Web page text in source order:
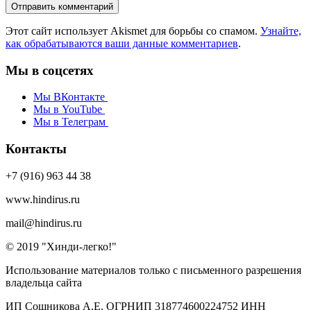
Этот сайт использует Akismet для борьбы со спамом. Узнайте,
как обрабатываются ваши данные комментариев.
Мы в соцсетях
Мы ВКонтакте
Мы в YouTube
Мы в Телеграм
Контакты
+7 (916) 963 44 38
www.hindirus.ru
mail@hindirus.ru
© 2019 "Хинди-легко!"
Использование материалов только с письменного разрешения
владельца сайта
ИП Сошникова А.Е. ОГРНИП 318774600224752 ИНН